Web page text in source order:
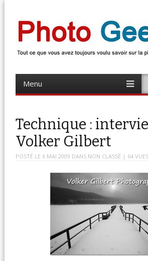
Photo Geek
Menu
content
Technique :
Volker Gilbert
POSTÉ LE 6 MAI 2009 DANS NON CLASSÉ | 64 VUES